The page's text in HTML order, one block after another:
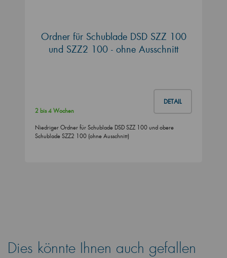
Ordner für Schublade DSD SZZ 100
und SZZ2 100 - ohne Ausschnitt
DETAIL
2 bis 4 Wochen
Niedriger Ordner für Schublade DSD SZZ 100 und obere
Schublade SZZ2 100 (ohne Ausschnitt)
Dies könnte Ihnen auch gefallen